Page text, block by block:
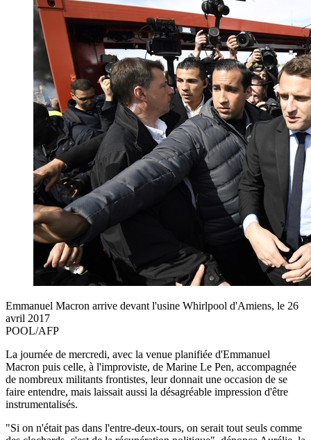
Emmanuel Macron arrive devant l'usine Whirlpool d'Amiens, le 26
avril 2017
POOL/AFP
La journée de mercredi, avec la venue planifiée d'Emmanuel
Macron puis celle, à l'improviste, de Marine Le Pen, accompagnée
de nombreux militants frontistes, leur donnait une occasion de se
faire entendre, mais laissait aussi la désagréable impression d'être
instrumentalisés.
"Si on n'était pas dans l'entre-deux-tours, on serait tout seuls comme